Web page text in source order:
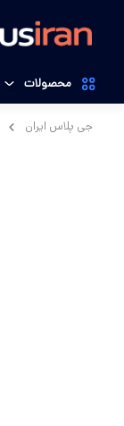
محصولات
تهویه،
جی پلاس ایران